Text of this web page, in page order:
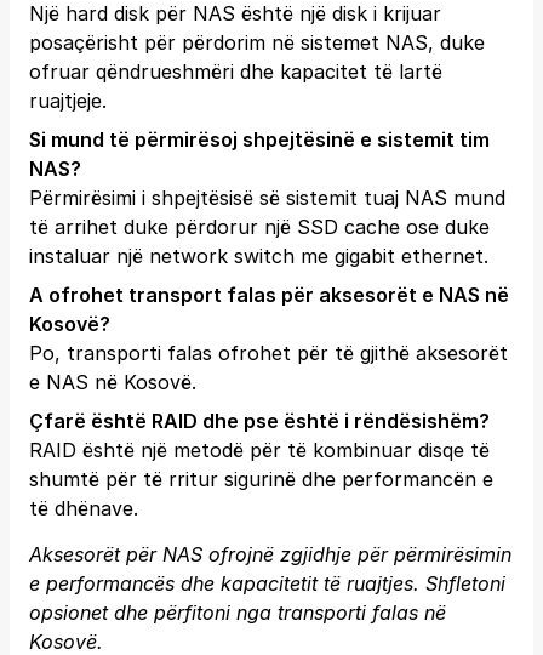
Një hard disk për NAS është një disk i krijuar
posaçërisht për përdorim në sistemet NAS, duke
ofruar qëndrueshmëri dhe kapacitet të lartë
ruajtjeje.
Si mund të përmirësoj shpejtësinë e sistemit tim
NAS?
Përmirësimi i shpejtësisë së sistemit tuaj NAS mund
të arrihet duke përdorur një SSD cache ose duke
instaluar një network switch me gigabit ethernet.
A ofrohet transport falas për aksesorët e NAS në
Kosovë?
Po, transporti falas ofrohet për të gjithë aksesorët
e NAS në Kosovë.
Çfarë është RAID dhe pse është i rëndësishëm?
RAID është një metodë për të kombinuar disqe të
shumtë për të rritur sigurinë dhe performancën e
të dhënave.
Aksesorët për NAS ofrojnë zgjidhje për përmirësimin
e performancës dhe kapacitetit të ruajtjes. Shfletoni
opsionet dhe përfitoni nga transporti falas në
Kosovë.